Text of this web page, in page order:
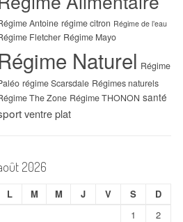
Antoine régime citron Régime de l’eau
Fletcher Régime Mayo
Naturel Régime
régime Scarsdale Régimes naturels
The Zone Régime THONON santé
ventre plat
2026
L M M J V S D
1
2